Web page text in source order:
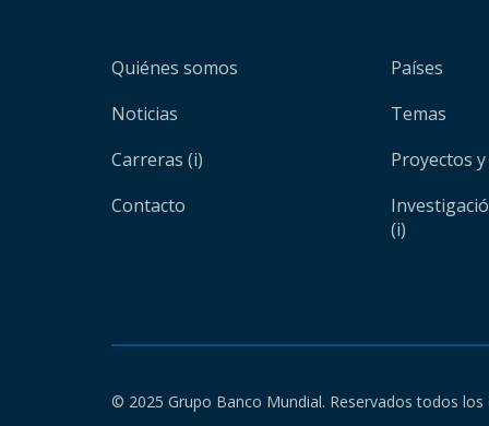
Quiénes somos
Noticias
Carreras (i)
Contacto
Países
Temas
Proyectos
(i)
© 2025 Grupo Banco Mundial. Reservados todos los